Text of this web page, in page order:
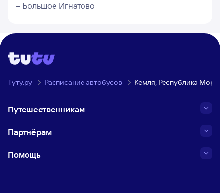
– Большое Игнатово
Туту.ру Расписание автобусов Кемля, Республика
Путешественникам
Партнёрам
Помощь